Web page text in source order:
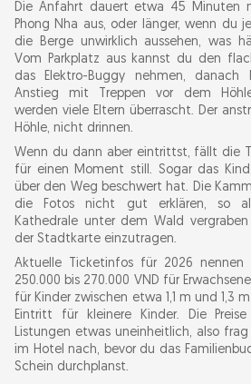
Die Anfahrt dauert etwa 45 Minuten
Phong Nha aus, oder länger, wenn du
die Berge unwirklich aussehen, was
Vom Parkplatz aus kannst du den
das Elektro-Buggy nehmen,
Anstieg mit Treppen vor dem
werden viele Eltern überrascht. Der
Höhle, nicht drinnen.
Wenn du dann aber eintrittst, fällt die
für einen Moment still. Sogar das
über den Weg beschwert hat. Die
die Fotos nicht gut erklären, so
Kathedrale unter dem Wald
der Stadtkarte einzutragen.
Aktuelle Ticketinfos für 2026 nennen
250.000 bis 270.000 VND für
für Kinder zwischen etwa 1,1 m und 1,3
Eintritt für kleinere Kinder. Die
Listungen etwas uneinheitlich, also
im Hotel nach, bevor du das
Schein durchplanst.